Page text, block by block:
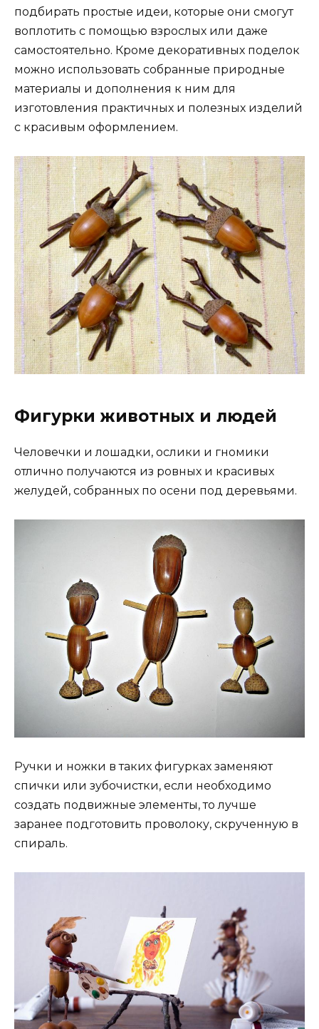
подбирать простые идеи, которые они смогут
воплотить с помощью взрослых или даже
самостоятельно. Кроме декоративных поделок
можно использовать собранные природные
материалы и дополнения к ним для
изготовления практичных и полезных изделий
с красивым оформлением.
Фигурки животных и людей
Человечки и лошадки, ослики и гномики
отлично получаются из ровных и красивых
желудей, собранных по осени под деревьями.
Ручки и ножки в таких фигурках заменяют
спички или зубочистки, если необходимо
создать подвижные элементы, то лучше
заранее подготовить проволоку, скрученную в
спираль.